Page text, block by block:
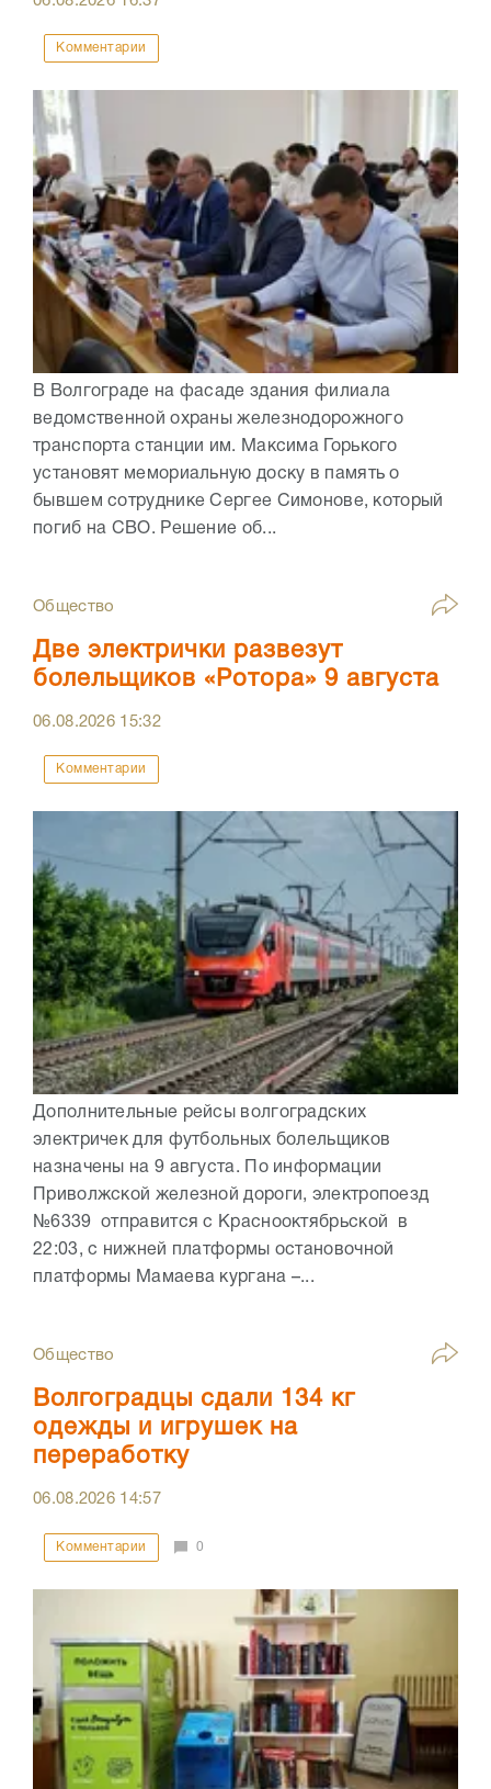
Комментарии
В Волгограде на фасаде здания филиала
ведомственной охраны железнодорожного
транспорта станции им. Максима Горького
установят мемориальную доску в память о
бывшем сотруднике Сергее Симонове, который
погиб на СВО. Решение об...
Общество
Две электрички развезут
болельщиков «Ротора» 9 августа
06.08.2026 15:32
Комментарии
Дополнительные рейсы волгоградских
электричек для футбольных болельщиков
назначены на 9 августа. По информации
Приволжской железной дороги, электропоезд
№6339 отправится с Краснооктябрьской в
22:03, с нижней платформы остановочной
платформы Мамаева кургана –...
Общество
Волгоградцы сдали 134 кг
одежды и игрушек на
переработку
06.08.2026 14:57
Комментарии 0